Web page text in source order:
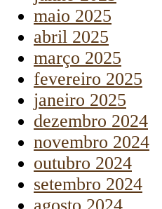
maio 2025
abril 2025
março 2025
fevereiro 2025
janeiro 2025
dezembro 2024
novembro 2024
outubro 2024
setembro 2024